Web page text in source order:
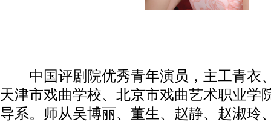
中国评剧院优秀青年演员，主工青衣
天津市戏曲学校、北京市戏曲艺术职业学
导系。师从吴博丽、董生、赵静、赵淑玲